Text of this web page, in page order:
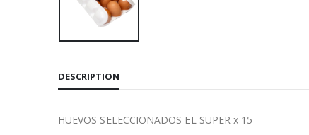
DESCRIPTION
HUEVOS SELECCIONADOS EL SUPER x 15